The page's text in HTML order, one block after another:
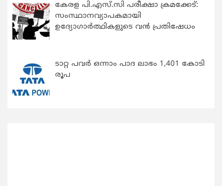
കേരള പി.എസ്.സി പരീക്ഷാ ക്രമക്കേട്:
സംസ്ഥാനവ്യാപകമായി
ഉദ്യോഗാര്‍ത്ഥികളുടെ വന്‍ പ്രതിഷേധം
ടാറ്റ പവർ ഒന്നാം പാദ ലാഭം 1,401 കോടി
രൂപ